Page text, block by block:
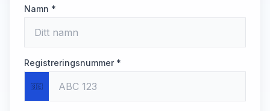
Namn *
Registreringsnummer *
🇸🇪